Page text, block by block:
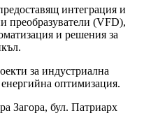
интеграция и
преобразуватели (VFD),
и решения за
за индустриална
оптимизация.
Загора, бул. Патриарх